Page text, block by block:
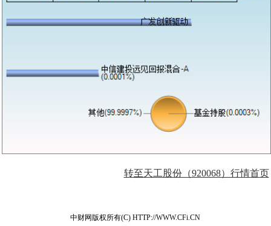
转至天工股份（920068）行情首页
中财网版权所有(C) HTTP://WWW.CFi.CN